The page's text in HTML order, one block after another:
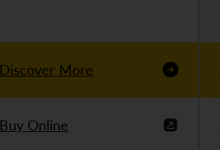
Discover More
Buy Online